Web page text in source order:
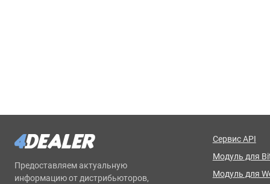
Предоставляем актуальную
информацию от дистрибьюторов,
Сервис API
Модуль для
Модуль для